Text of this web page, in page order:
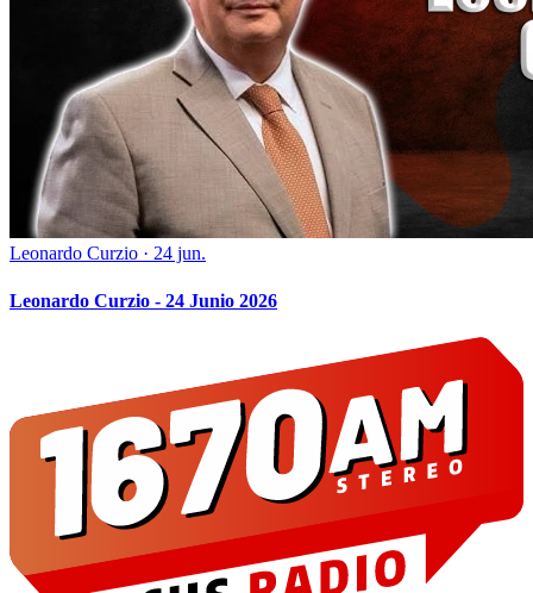
Leonardo Curzio · 24 jun.
Leonardo Curzio - 24 Junio 2026